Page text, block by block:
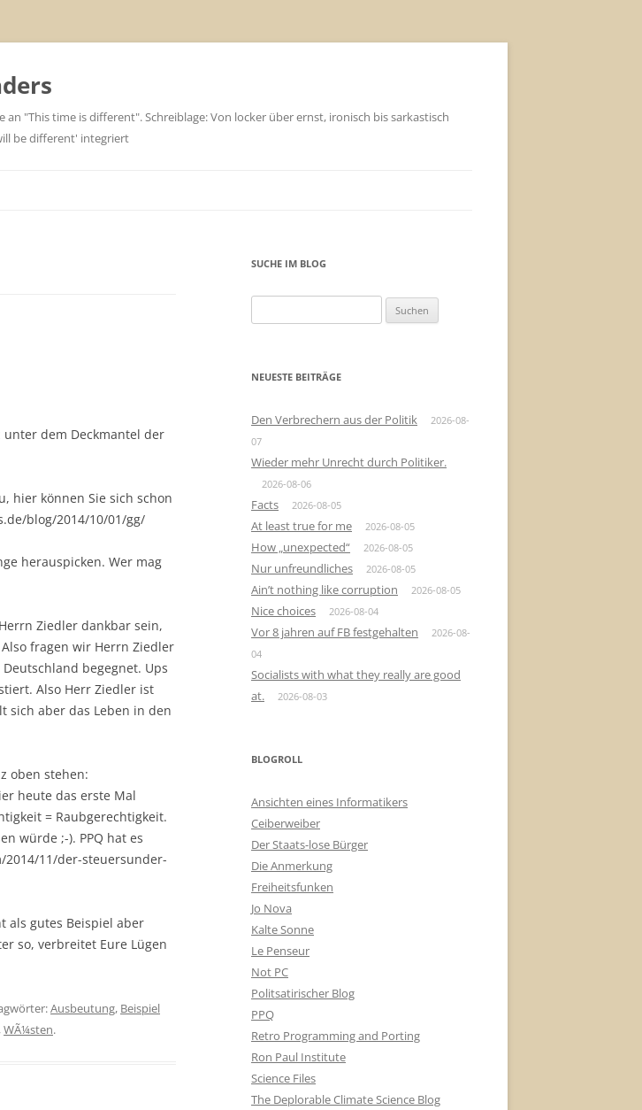
"This time is different". Schreiblage: Von locker über ernst, ironisch bis sarkastisch
be different' integriert
dem Deckmantel der
hier können Sie sich schon
blog/2014/10/01/gg/
herauspicken. Wer mag
Ziedler dankbar sein,
fragen wir Herrn Ziedler
begegnet. Ups
Also Herr Ziedler ist
sich aber das Leben in den
oben stehen:
heute das erste Mal
= Raubgerechtigkeit.
würde ;-). PPQ hat es
11/der-steuersunder-
als gutes Beispiel aber
so, verbreitet Eure Lügen
Ausbeutung, Beispiel
,WÃ¼sten.
SUCHE IM BLOG
nach:
NEUESTE BEITRÄGE
Den Verbrechern aus der Politik
2026-08-
07
Wieder mehr Unrecht durch Politiker.
2026-08-06
Facts 2026-08-05
At least true for me 2026-08-05
How „unexpected“ 2026-08-05
Nur unfreundliches 2026-08-05
Ain’t nothing like corruption 2026-08-05
Nice choices 2026-08-04
Vor 8 jahren auf FB festgehalten
2026-08-
04
Socialists with what they really are good
at.
2026-08-03
BLOGROLL
Ansichten eines Informatikers
Ceiberweiber
Der Staats-lose Bürger
Die Anmerkung
Freiheitsfunken
Jo Nova
Kalte Sonne
Le Penseur
Not PC
Politsatirischer Blog
PPQ
Retro Programming and Porting
Ron Paul Institute
Science Files
The Deplorable Climate Science Blog